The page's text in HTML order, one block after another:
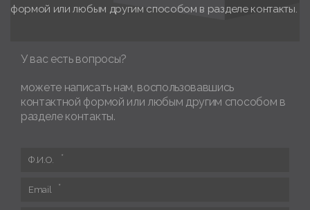
формой или любым другим способом в разделе контакты.
У вас есть вопросы?
можете написать нам, воспользовавшись
контактной формой или любым другим способом в
разделе контакты.
Ф.И.О.
Email